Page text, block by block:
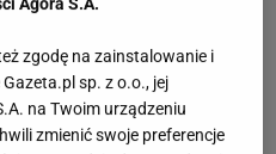
zgodę na zainstalowanie i
sp. z o.o., jej
na Twoim urządzeniu
zmienić swoje preferencje